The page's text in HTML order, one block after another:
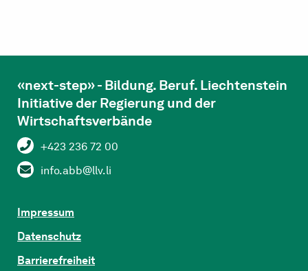
«next-step» - Bildung. Beruf. Liechtenstein
Initiative der Regierung und der
Wirtschaftsverbände
+423 236 72 00
info.abb@llv.li
Impressum
Datenschutz
Barrierefreiheit